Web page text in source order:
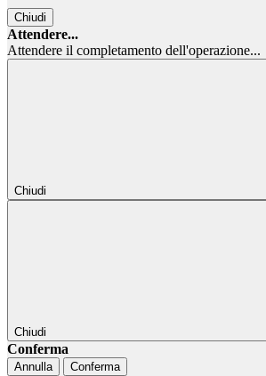
Chiudi
Attendere...
Attendere il completamento dell'operazione...
Chiudi
Chiudi
Conferma
Annulla Conferma